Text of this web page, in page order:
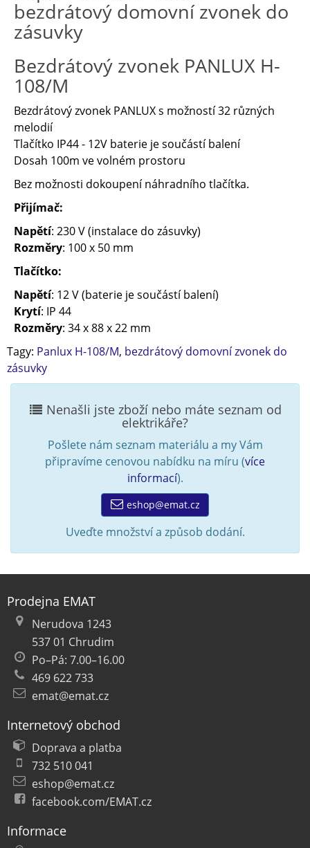
bezdrátový domovní zvonek do
zásuvky
Bezdrátový zvonek PANLUX H-
108/M
Bezdrátový zvonek PANLUX s možností 32 různých
melodií
Tlačítko IP44 - 12V baterie je součástí balení
Dosah 100m ve volném prostoru
Bez možnosti dokoupení náhradního tlačítka.
Přijímač:
Napětí: 230 V (instalace do zásuvky)
Rozměry: 100 x 50 mm
Tlačítko:
Napětí: 12 V (baterie je součástí balení)
Krytí: IP 44
Rozměry: 34 x 88 x 22 mm
Tagy: Panlux H-108/M, bezdrátový domovní zvonek do
zásuvky
Nenašli jste zboží nebo máte seznam od
elektrikáře?
Pošlete nám seznam materiálu a my Vám
připravíme cenovou nabídku na míru (více
informací).
eshop@emat.cz
Uveďte množství a způsob dodání.
Prodejna EMAT
Nerudova 1243
537 01 Chrudim
Po–Pá: 7.00–16.00
469 622 733
emat@emat.cz
Internetový obchod
Doprava a platba
732 510 041
eshop@emat.cz
facebook.com/EMAT.cz
Informace